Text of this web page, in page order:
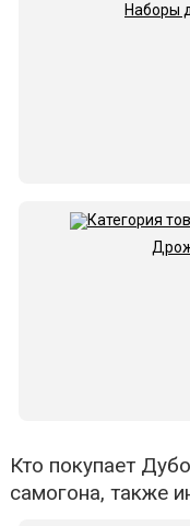
Наборы
Кто покупает
самогона, также